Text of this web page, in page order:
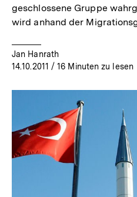
geschlossene Gruppe
wird anhand der
Jan Hanrath
14.10.2011 / 16 Minuten zu lesen